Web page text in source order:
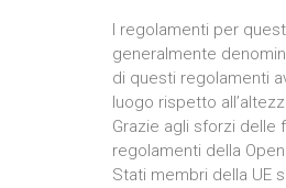
I regolamenti per
generalmente
di questi regolamenti
luogo rispetto
Grazie agli sforzi
regolamenti della
Stati membri della UE